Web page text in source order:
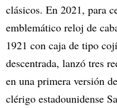
clásicos. En 2021, para
emblemático reloj de
1921 con caja de tipo
descentrada, lanzó tres
en una primera versión
clérigo estadounidense